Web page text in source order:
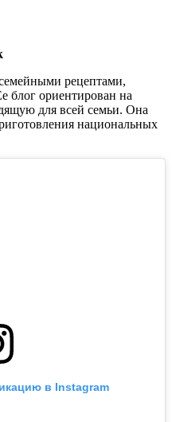
рецептами,
блог ориентирован на
для всей семьи. Она
национальных
в Instagram